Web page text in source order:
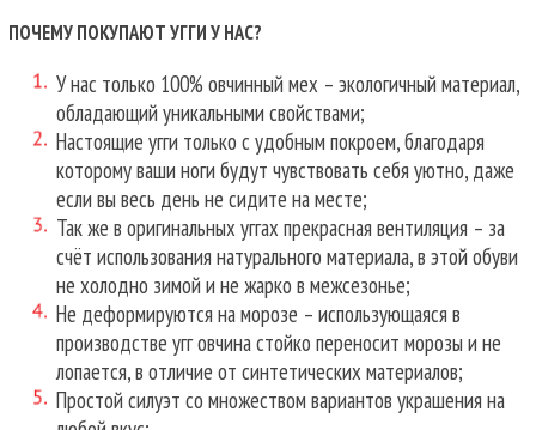
ПОЧЕМУ ПОКУПАЮТ УГГИ У НАС?
У нас только 100% овчинный мех – экологичный материал,
обладающий уникальными свойствами;
Настоящие угги только с удобным покроем, благодаря
которому ваши ноги будут чувствовать себя уютно, даже
если вы весь день не сидите на месте;
Так же в оригинальных уггах прекрасная вентиляция – за
счёт использования натурального материала, в этой обуви
не холодно зимой и не жарко в межсезонье;
Не деформируются на морозе – использующаяся в
производстве угг овчина стойко переносит морозы и не
лопается, в отличие от синтетических материалов;
Простой силуэт со множеством вариантов украшения на